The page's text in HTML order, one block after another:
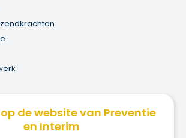
de website van Preventie
en Interim